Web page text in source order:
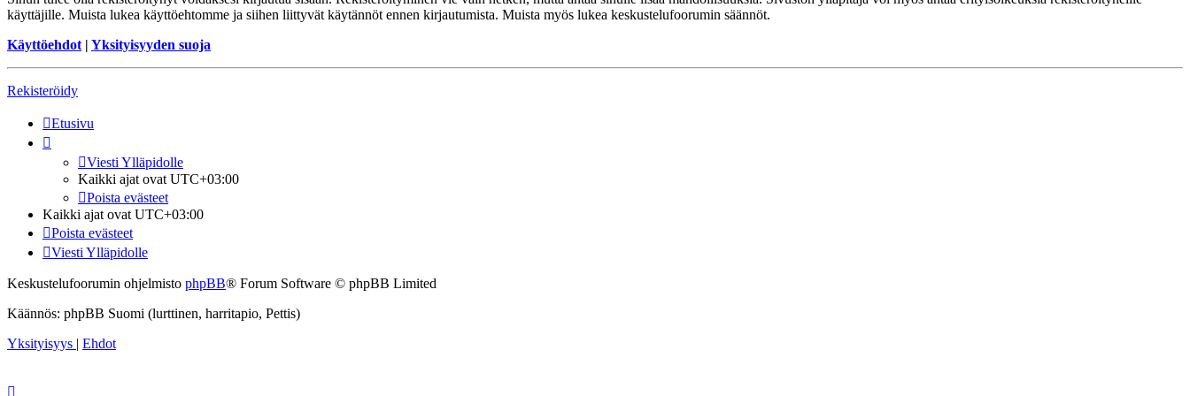
käyttäjille. Muista lukea käyttöehtomme ja siihen liittyvät käytännöt ennen kirjautumista. Muista myös lukea keskustelufoorumin säännöt.
Käyttöehdot | Yksityisyyden suoja
Rekisteröidy
Etusivu
Viesti Ylläpidolle
Kaikki ajat ovat UTC+03:00
Poista evästeet
Kaikki ajat ovat UTC+03:00
Poista evästeet
Viesti Ylläpidolle
Keskustelufoorumin ohjelmisto phpBB® Forum Software © phpBB Limited
Käännös: phpBB Suomi (lurttinen, harritapio, Pettis)
Yksityisyys | Ehdot